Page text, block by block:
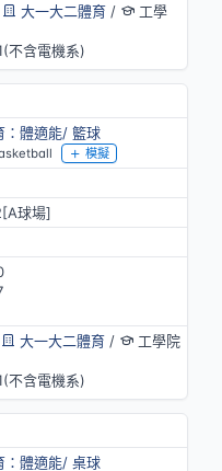
大一大二體育/
工學
不含電機系)
：體適能/ 籃球
模擬
球場]
大一大二體育/
工學院
不含電機系)
：體適能/ 桌球